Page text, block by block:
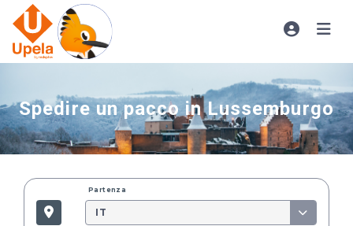
Spedire un pacco in Lussemburgo
Partenza
IT